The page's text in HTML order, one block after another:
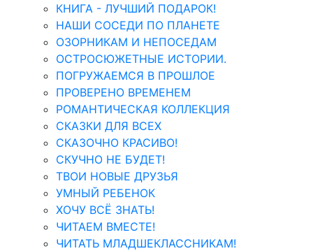
КНИГА - ЛУЧШИЙ ПОДАРОК!
НАШИ СОСЕДИ ПО ПЛАНЕТЕ
ОЗОРНИКАМ И НЕПОСЕДАМ
ОСТРОСЮЖЕТНЫЕ ИСТОРИИ.
ПОГРУЖАЕМСЯ В ПРОШЛОЕ
ПРОВЕРЕНО ВРЕМЕНЕМ
РОМАНТИЧЕСКАЯ КОЛЛЕКЦИЯ
СКАЗКИ ДЛЯ ВСЕХ
СКАЗОЧНО КРАСИВО!
СКУЧНО НЕ БУДЕТ!
ТВОИ НОВЫЕ ДРУЗЬЯ
УМНЫЙ РЕБЕНОК
ХОЧУ ВСЁ ЗНАТЬ!
ЧИТАЕМ ВМЕСТЕ!
ЧИТАТЬ МЛАДШЕКЛАССНИКАМ!